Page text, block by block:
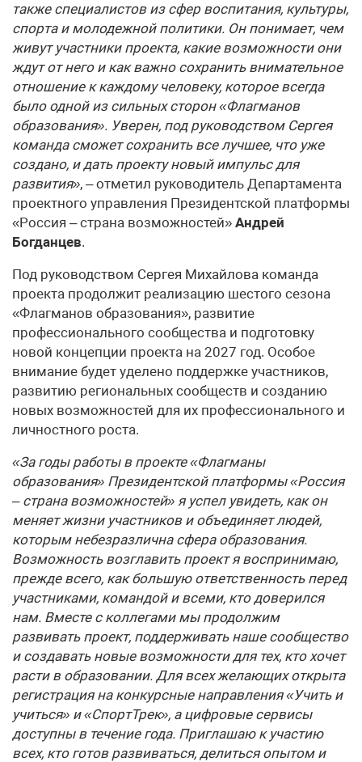
также специалистов из сфер воспитания, культуры,
спорта и молодежной политики. Он понимает, чем
живут участники проекта, какие возможности они
ждут от него и как важно сохранить внимательное
отношение к каждому человеку, которое всегда
было одной из сильных сторон «Флагманов
образования». Уверен, под руководством Сергея
команда сможет сохранить все лучшее, что уже
создано, и дать проекту новый импульс для
развития», – отметил руководитель Департамента
проектного управления Президентской платформы
«Россия – страна возможностей» Андрей
Богданцев.
Под руководством Сергея Михайлова команда
проекта продолжит реализацию шестого сезона
«Флагманов образования», развитие
профессионального сообщества и подготовку
новой концепции проекта на 2027 год. Особое
внимание будет уделено поддержке участников,
развитию региональных сообществ и созданию
новых возможностей для их профессионального и
личностного роста.
«За годы работы в проекте «Флагманы
образования» Президентской платформы «Россия
– страна возможностей» я успел увидеть, как он
меняет жизни участников и объединяет людей,
которым небезразлична сфера образования.
Возможность возглавить проект я воспринимаю,
прежде всего, как большую ответственность перед
участниками, командой и всеми, кто доверился
нам. Вместе с коллегами мы продолжим
развивать проект, поддерживать наше сообщество
и создавать новые возможности для тех, кто хочет
расти в образовании. Для всех желающих открыта
регистрация на конкурсные направления «Учить и
учиться» и «СпортТрек», а цифровые сервисы
доступны в течение года. Приглашаю к участию
всех, кто готов развиваться, делиться опытом и